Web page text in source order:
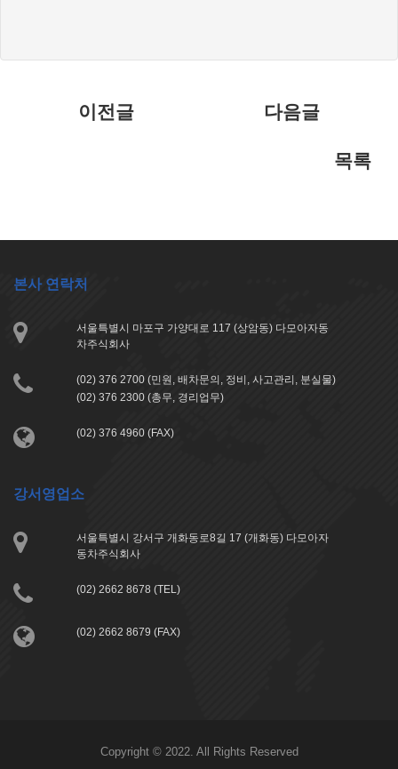
이전글 다음글
목록
본사 연락처
서울특별시 마포구 가양대로 117 (상암동) 다모아자동
차주식회사
(02) 376 2700 (민원, 배차문의, 정비, 사고관리, 분실물)
(02) 376 2300 (총무, 경리업무)
(02) 376 4960 (FAX)
강서영업소
서울특별시 강서구 개화동로8길 17 (개화동) 다모아자
동차주식회사
(02) 2662 8678 (TEL)
(02) 2662 8679 (FAX)
Copyright © 2022. All Rights Reserved